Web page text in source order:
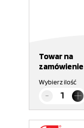
Towar na
zamówienie
Wybierz ilość